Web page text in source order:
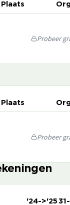
Plaats
Probeer
Plaats
Probeer
'24->'25